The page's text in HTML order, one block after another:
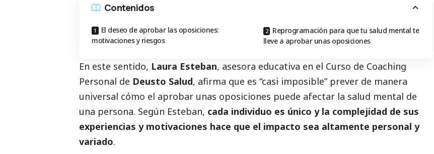
Contenidos
El deseo de aprobar las oposiciones:
motivaciones y riesgos
Reprogramación para que tu salud mental te
lleve a aprobar unas oposiciones
En este sentido, Laura Esteban, asesora educativa en el Curso de Coaching
Personal de Deusto Salud, afirma que es “casi imposible” prever de manera
universal cómo el aprobar unas oposiciones puede afectar la salud mental de
una persona. Según Esteban, cada individuo es único y la complejidad de sus
experiencias y motivaciones hace que el impacto sea altamente personal y
variado.